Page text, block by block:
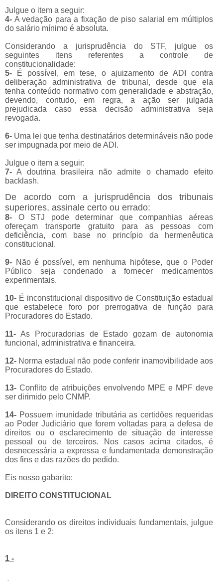
Julgue o item a seguir:
4- A vedação para a fixação de piso salarial em múltiplos
do salário mínimo é absoluta.
Considerando a jurisprudência do STF, julgue os
seguintes itens referentes a controle de
constitucionalidade:
5- É possível, em tese, o ajuizamento de ADI contra
deliberação administrativa de tribunal, desde que ela
tenha conteúdo normativo com generalidade e abstração,
devendo, contudo, em regra, a ação ser julgada
prejudicada caso essa decisão administrativa seja
revogada.
6- Uma lei que tenha destinatários determináveis não pode
ser impugnada por meio de ADI.
Julgue o item a seguir:
7- A doutrina brasileira não admite o chamado efeito
backlash.
De acordo com a jurisprudência dos tribunais
superiores, assinale certo ou errado:
8- O STJ pode determinar que companhias aéreas
ofereçam transporte gratuito para as pessoas com
deficiência, com base no princípio da hermenêutica
constitucional.
9- Não é possível, em nenhuma hipótese, que o Poder
Público seja condenado a fornecer medicamentos
experimentais.
10- É inconstitucional dispositivo de Constituição estadual
que estabelece foro por prerrogativa de função para
Procuradores do Estado.
11- As Procuradorias de Estado gozam de autonomia
funcional, administrativa e financeira.
12- Norma estadual não pode conferir inamovibilidade aos
Procuradores do Estado.
13- Conflito de atribuições envolvendo MPE e MPF deve
ser dirimido pelo CNMP.
14- Possuem imunidade tributária as certidões requeridas
ao Poder Judiciário que forem voltadas para a defesa de
direitos ou o esclarecimento de situação de interesse
pessoal ou de terceiros. Nos casos acima citados, é
desnecessária a expressa e fundamentada demonstração
dos fins e das razões do pedido.
Eis nosso gabarito:
DIREITO CONSTITUCIONAL
Considerando os direitos individuais fundamentais, julgue
os itens 1 e 2:
1 -